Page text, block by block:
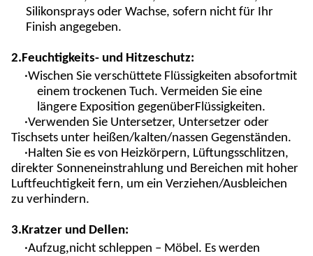
Silikonsprays oder Wachse, sofern nicht für Ihr
Finish angegeben.
2.Feuchtigkeits- und Hitzeschutz:
·Wischen Sie verschüttete Flüssigkeiten absofortmit
einem trockenen Tuch. Vermeiden Sie eine
längere Exposition gegenüberFlüssigkeiten.
·Verwenden Sie Untersetzer, Untersetzer oder
Tischsets unter heißen/kalten/nassen Gegenständen.
·Halten Sie es von Heizkörpern, Lüftungsschlitzen,
direkter Sonneneinstrahlung und Bereichen mit hoher
Luftfeuchtigkeit fern, um ein Verziehen/Ausbleichen
zu verhindern.
3.Kratzer und Dellen:
·Aufzug,nicht schleppen – Möbel. Es werden